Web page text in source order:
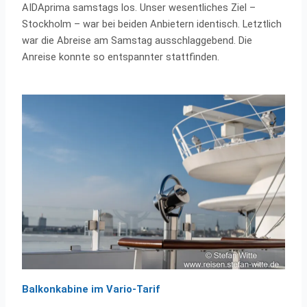
AIDAprima samstags los. Unser wesentliches Ziel –
Stockholm – war bei beiden Anbietern identisch. Letztlich
war die Abreise am Samstag ausschlaggebend. Die
Anreise konnte so entspannter stattfinden.
Balkonkabine im Vario-Tarif